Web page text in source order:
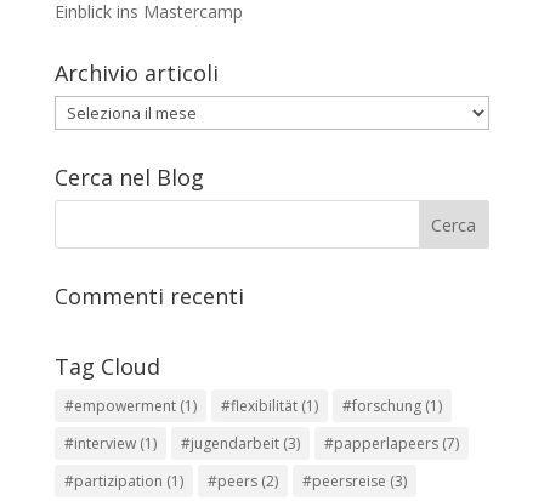
Einblick ins Mastercamp
Archivio articoli
Archivio
articoli
Cerca nel Blog
Commenti recenti
Tag Cloud
#empowerment(1) #flexibilität(1) #forschung(1)
#interview(1) #jugendarbeit(3) #papperlapeers(7)
#partizipation (1) #peers(2) #peersreise (3)